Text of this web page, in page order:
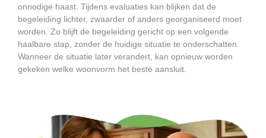
onnodige haast. Tijdens evaluaties kan blijken dat de
begeleiding lichter, zwaarder of anders georganiseerd moet
worden. Zo blijft de begeleiding gericht op een volgende
haalbare stap, zonder de huidige situatie te onderschatten.
Wanneer de situatie later verandert, kan opnieuw worden
gekeken welke woonvorm het beste aansluit.